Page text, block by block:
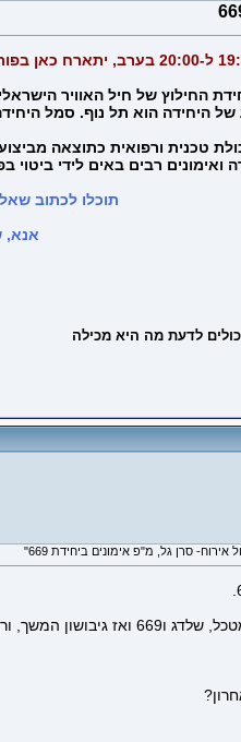
והפינוי בהיטס (יחידה 669) היא
היחידה הוא תל נוף. סמל
טכנית ורפואית כתוצאה
ואימונים רבים באים לידי ביטוי
תוכלו לכתוב
אנא,
יהיו בעתיד, ואם כן מה מתוכנן.